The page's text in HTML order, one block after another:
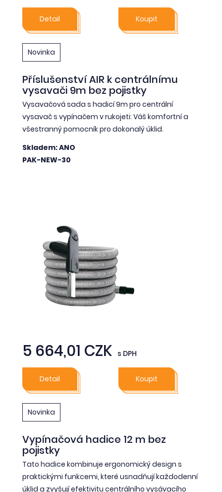
Detail Koupit
Novinka
Příslušenství AIR k centrálnímu
vysavači 9m bez pojistky
Vysavačová sada s hadicí 9m pro centrální
vysavač s vypínačem v rukojeti: Váš komfortní a
všestranný pomocník pro dokonalý úklid.
Skladem: ANO
PAK-NEW-30
5 664,01 CZK s DPH
Detail Koupit
Novinka
Vypínačová hadice 12 m bez
pojistky
Tato hadice kombinuje ergonomický design s
praktickými funkcemi, které usnadňují každodenní
úklid a zvyšují efektivitu centrálního vysávacího